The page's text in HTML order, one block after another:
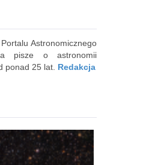
Astronomicznego
pisze o astronomii
ponad 25 lat. Redakcja